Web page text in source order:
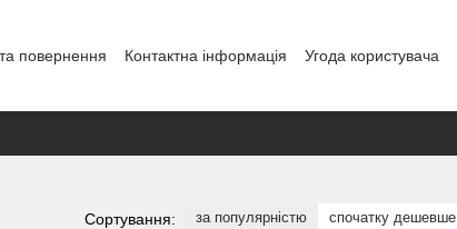
повернення Контактна інформація
Угода користувача
Сортування: за популярністю спочатку дешевше